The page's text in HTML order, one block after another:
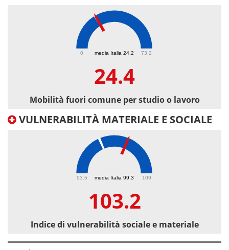
media Italia 24.2
0 73.2
24.4
Mobilità fuori comune per studio o lavoro
VULNERABILITÀ MATERIALE E SOCIALE
media Italia 99.3
93.6 109
103.2
Indice di vulnerabilità sociale e materiale